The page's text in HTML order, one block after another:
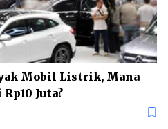
Mobil Listrik, Mana
Juta?